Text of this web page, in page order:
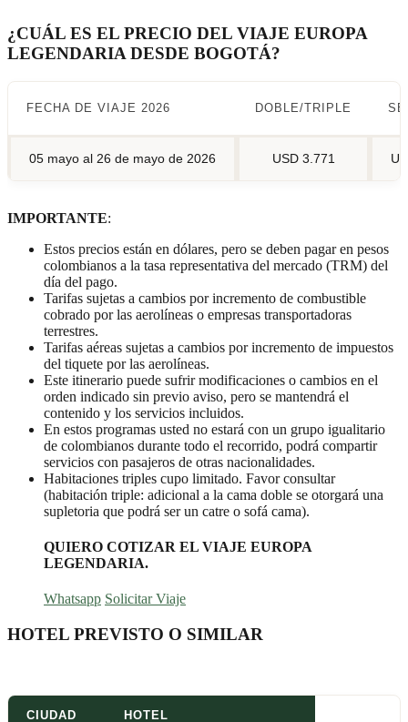
¿CUÁL ES EL PRECIO DEL VIAJE EUROPA
LEGENDARIA DESDE BOGOTÁ?
FECHA DE VIAJE 2026 DOBLE/TRIPLE
05 mayo al 26 de mayo de 2026 USD 3.771
IMPORTANTE:
Estos precios están en dólares, pero se deben pagar en pesos
colombianos a la tasa representativa del mercado (TRM) del
día del pago.
Tarifas sujetas a cambios por incremento de combustible
cobrado por las aerolíneas o empresas transportadoras
terrestres.
Tarifas aéreas sujetas a cambios por incremento de impuestos
del tiquete por las aerolíneas.
Este itinerario puede sufrir modificaciones o cambios en el
orden indicado sin previo aviso, pero se mantendrá el
contenido y los servicios incluidos.
En estos programas usted no estará con un grupo igualitario
de colombianos durante todo el recorrido, podrá compartir
servicios con pasajeros de otras nacionalidades.
Habitaciones triples cupo limitado. Favor consultar
(habitación triple: adicional a la cama doble se otorgará una
supletoria que podrá ser un catre o sofá cama).
QUIERO COTIZAR EL VIAJE EUROPA
LEGENDARIA.
Whatsapp Solicitar Viaje
HOTEL PREVISTO O SIMILAR
CIUDAD HOTEL